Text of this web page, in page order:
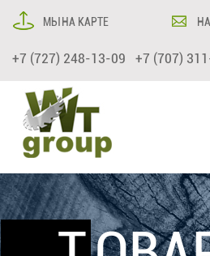
МЫ НА КАРТЕ
+7 (727) 248-13-09 +7 (707)